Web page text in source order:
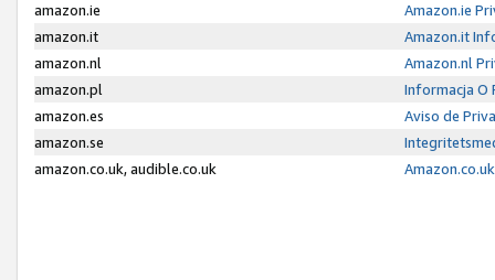
amazon.ie
Amazon.ie
amazon.it
Amazon.it
amazon.nl
Amazon.nl
amazon.pl
Informacja O
amazon.es
Aviso de
amazon.se
amazon.co.uk, audible.co.uk